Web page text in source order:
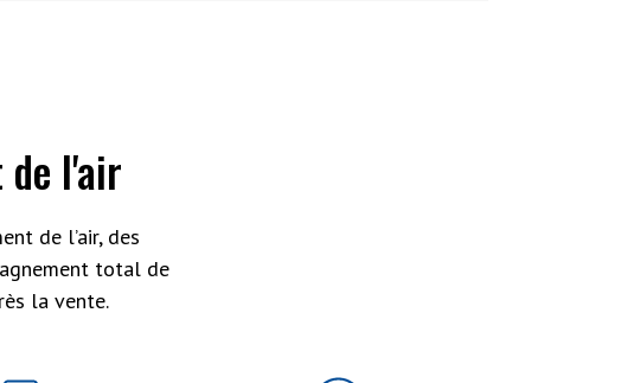
l'air
de l’air, des
total de
la vente.